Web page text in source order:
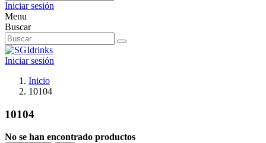
Iniciar sesión
Menu
Buscar
Iniciar sesión
Inicio
10104
10104
No se han encontrado productos